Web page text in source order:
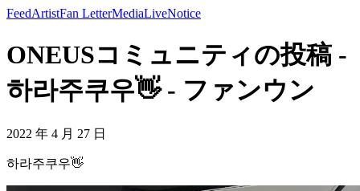
FeedArtistFan LetterMediaLiveNotice
ONEUSコミュニティの投稿 -
하라주쿠우👋 - ファンウン
2022 年 4 月 27 日
하라주쿠우👋